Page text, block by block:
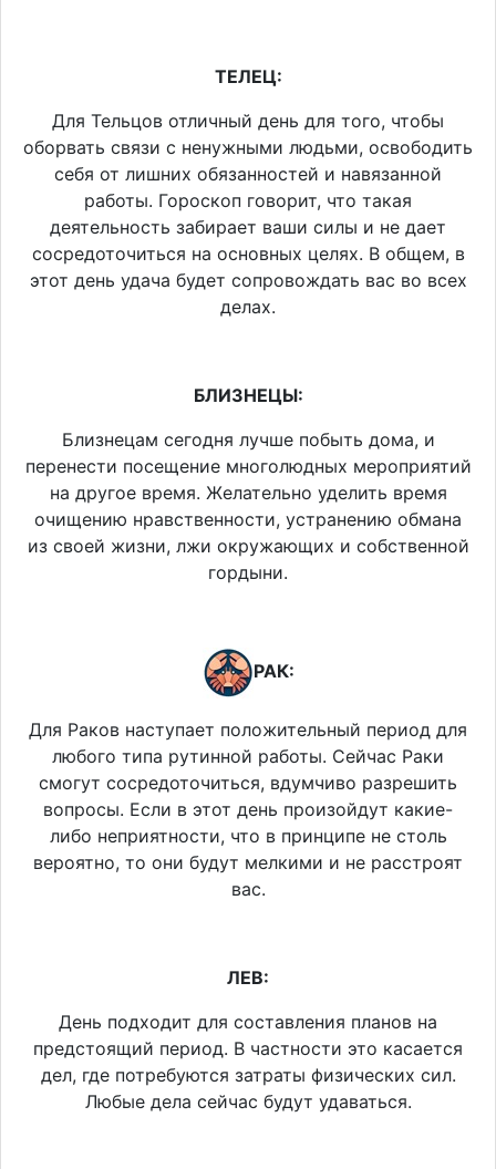
ТЕЛЕЦ:
Для Тельцов отличный день для того, чтобы
оборвать связи с ненужными людьми, освободить
себя от лишних обязанностей и навязанной
работы. Гороскоп говорит, что такая
деятельность забирает ваши силы и не дает
сосредоточиться на основных целях. В общем, в
этот день удача будет сопровождать вас во всех
делах.
БЛИЗНЕЦЫ:
Близнецам сегодня лучше побыть дома, и
перенести посещение многолюдных мероприятий
на другое время. Желательно уделить время
очищению нравственности, устранению обмана
из своей жизни, лжи окружающих и собственной
гордыни.
РАК:
Для Раков наступает положительный период для
любого типа рутинной работы. Сейчас Раки
смогут сосредоточиться, вдумчиво разрешить
вопросы. Если в этот день произойдут какие-
либо неприятности, что в принципе не столь
вероятно, то они будут мелкими и не расстроят
вас.
ЛЕВ:
День подходит для составления планов на
предстоящий период. В частности это касается
дел, где потребуются затраты физических сил.
Любые дела сейчас будут удаваться.